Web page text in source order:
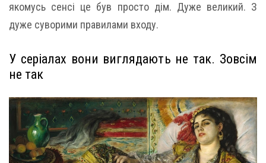
якомусь сенсі це був просто дім. Дуже великий. З
дуже суворими правилами входу.
У серіалах вони виглядають не так. Зовсім
не так